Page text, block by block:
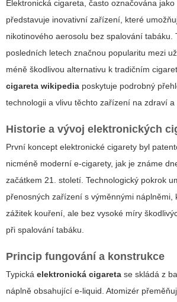
Elektronická cigareta, často označována jako
představuje inovativní zařízení, které
nikotinového aerosolu bez spalování tabáku.
posledních letech značnou popularitu mezi
méně škodlivou alternativu k tradičním
cigareta wikipedia poskytuje podrobný
technologii a vlivu těchto zařízení na zdraví a
Historie a vývoj elektronických
První koncept elektronické cigarety byl
nicméně moderní e-cigarety, jak je známe
začátkem 21. století. Technologický pokrok
přenosných zařízení s výměnnými náplněmi,
zážitek kouření, ale bez vysoké míry
při spalování tabáku.
Princip fungování a konstrukce
Typická elektronická cigareta se skládá z
náplně obsahující e-liquid. Atomizér